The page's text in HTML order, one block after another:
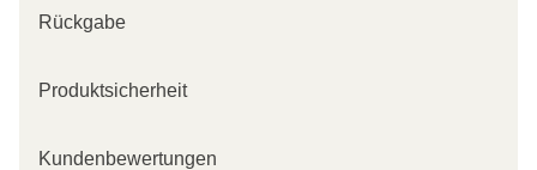
Rückgabe
Produktsicherheit
Kundenbewertungen